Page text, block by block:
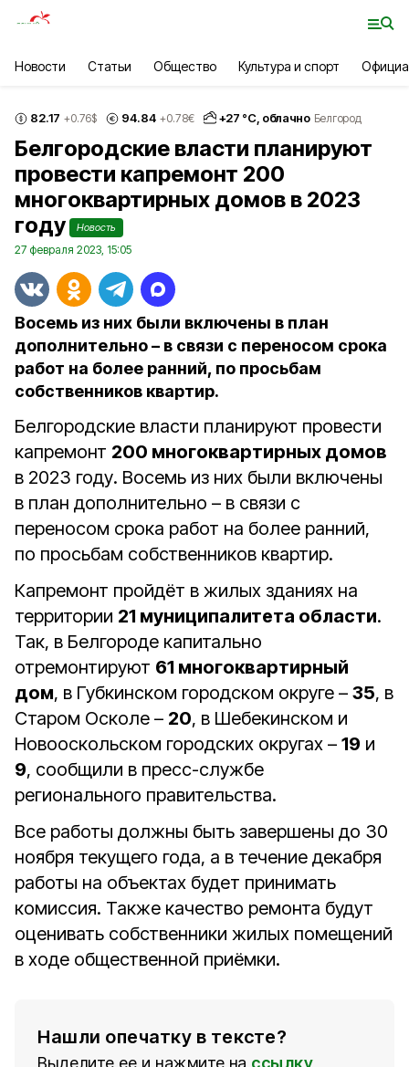
Новости Статьи Общество Культура и спорт
82.17 +0.76$ 94.84 +0.78€ +27 °С, облачно Белгород
Белгородские власти планируют
провести капремонт 200
многоквартирных домов в 2023
году
Новость
27 февраля 2023, 15:05
Восемь из них были включены в план
дополнительно – в связи с переносом срока
работ на более ранний, по просьбам
собственников квартир.
Белгородские власти планируют провести
капремонт 200 многоквартирных домов
в 2023 году. Восемь из них были включены
в план дополнительно – в связи с
переносом срока работ на более ранний,
по просьбам собственников квартир.
Капремонт пройдёт в жилых зданиях на
территории 21 муниципалитета области.
Так, в Белгороде капитально
отремонтируют 61 многоквартирный
дом, в Губкинском городском округе – 35, в
Старом Осколе – 20, в Шебекинском и
Новооскольском городских округах – 19 и
9, сообщили в пресс-службе
регионального правительства.
Все работы должны быть завершены до 30
ноября текущего года, а в течение декабря
работы на объектах будет принимать
комиссия. Также качество ремонта будут
оценивать собственники жилых помещений
в ходе общественной приёмки.
Нашли опечатку в тексте?
Выделите ее и нажмите на ссылку